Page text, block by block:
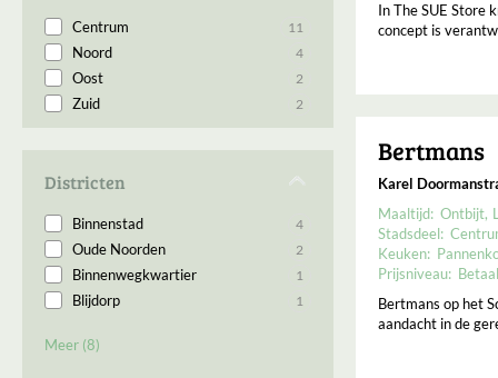
Centrum 11
Noord 4
Oost 2
Zuid 2
Districten
Meer (8)
Binnenstad 4
Oude Noorden 2
Binnenwegkwartier 1
Blijdorp 1
Kralingen
In The SUE Store
concept is
Bertmans
Karel
Maaltijd: Ontbijt
Stadsdeel:
Keuken:
Prijsniveau:
Bertmans op het
aandacht in de